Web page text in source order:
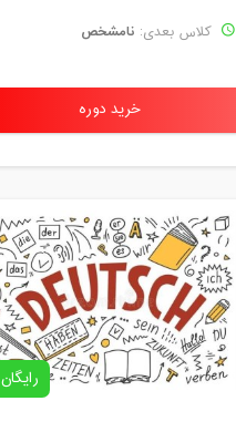
کلاس بعدی: نامشخص
خرید دوره
رایگان